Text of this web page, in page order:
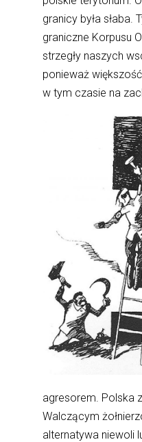
granicy była słaba.
graniczne Korpusu
strzegły naszych
ponieważ
w tym czasie na
agresorem. Polska
Walczącym
alternatywa niewoli